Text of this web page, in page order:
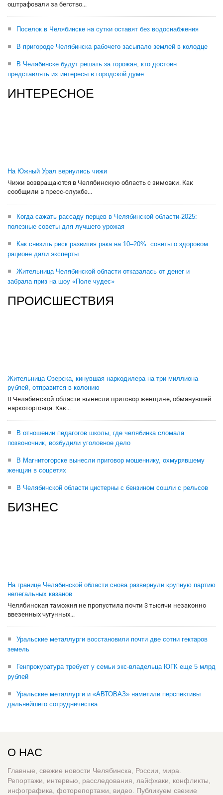
оштрафовали за бегство...
Поселок в Челябинске на сутки оставят без водоснабжения
В пригороде Челябинска рабочего засыпало землей в колодце
В Челябинске будут решать за горожан, кто достоин
представлять их интересы в городской думе
ИНТЕРЕСНОЕ
На Южный Урал вернулись чижи
Чижи возвращаются в Челябинскую область с зимовки. Как
сообщили в пресс-службе...
Когда сажать рассаду перцев в Челябинской области-2025:
полезные советы для лучшего урожая
Как снизить риск развития рака на 10–20%: советы о здоровом
рационе дали эксперты
Жительница Челябинской области отказалась от денег и
забрала приз на шоу «Поле чудес»
ПРОИСШЕСТВИЯ
Жительница Озерска, кинувшая наркодилера на три миллиона
рублей, отправится в колонию
В Челябинской области вынесли приговор женщине, обманувшей
наркоторговца. Как...
В отношении педагогов школы, где челябинка сломала
позвоночник, возбудили уголовное дело
В Магнитогорске вынесли приговор мошеннику, охмурявшему
женщин в соцсетях
В Челябинской области цистерны с бензином сошли с рельсов
БИЗНЕС
На границе Челябинской области снова развернули крупную партию
нелегальных казанов
Челябинская таможня не пропустила почти 3 тысячи незаконно
ввезенных чугунных...
Уральские металлурги восстановили почти две сотни гектаров
земель
Генпрокуратура требует у семьи экс-владельца ЮГК еще 5 млрд
рублей
Уральские металлурги и «АВТОВАЗ» наметили перспективы
дальнейшего сотрудничества
О НАС
Главные, свежие новости Челябинска, России, мира.
Репортажи, интервью, расследования, лайфхаки, конфликты,
инфографика, фоторепортажи, видео. Публикуем свежие